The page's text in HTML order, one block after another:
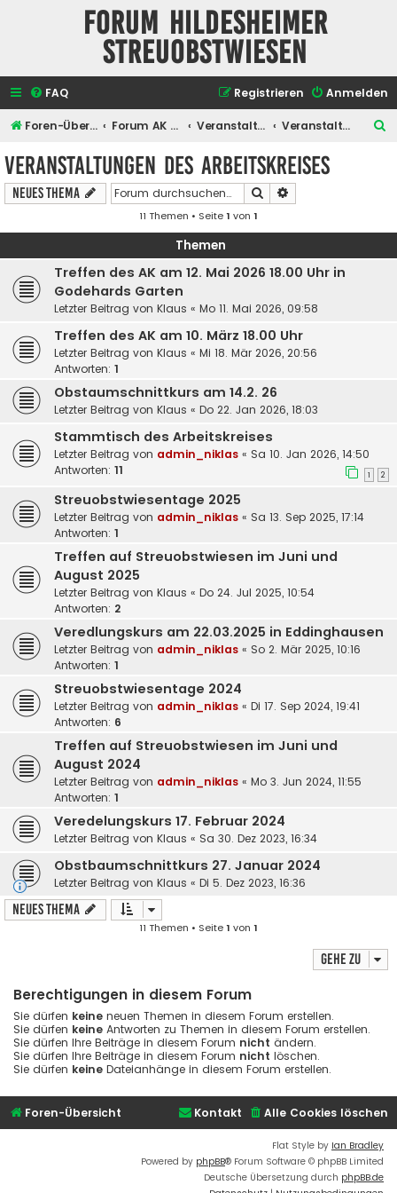
Forum Hildesheimer
Streuobstwiesen
FAQ Anmelden
Registrieren
Foren-Übersicht Forum AK Hildesheimer Streuobstwiesen Veranstaltungen Veranstaltungen des Arbeitskreises
Veranstaltungen des Arbeitskreises
Neues Thema Suche
11 Themen • Seite1 von 1
Themen
Treffen des AK am 12. Mai 2026 18.00 Uhr in
Godehards Garten
Letzter Beitrag von Klaus « Mo 11. Mai 2026, 09:58
Treffen des AK am 10. März 18.00 Uhr
Letzter Beitrag von Klaus « Mi 18. Mär 2026, 20:56
Antworten: 1
Obstaumschnittkurs am 14.2. 26
Letzter Beitrag von Klaus « Do 22. Jan 2026, 18:03
Stammtisch des Arbeitskreises
Letzter Beitrag von admin_niklas « Sa 10. Jan 2026, 14:50
Antworten: 11 1 2
Streuobstwiesentage 2025
Letzter Beitrag von admin_niklas « Sa 13. Sep 2025, 17:14
Antworten: 1
Treffen auf Streuobstwiesen im Juni und
August 2025
Letzter Beitrag von Klaus « Do 24. Jul 2025, 10:54
Antworten: 2
Veredlungskurs am 22.03.2025 in Eddinghausen
Letzter Beitrag von admin_niklas « So 2. Mär 2025, 10:16
Antworten: 1
Streuobstwiesentage 2024
Letzter Beitrag von admin_niklas « Di 17. Sep 2024, 19:41
Antworten: 6
Treffen auf Streuobstwiesen im Juni und
August 2024
Letzter Beitrag von admin_niklas « Mo 3. Jun 2024, 11:55
Antworten: 1
Veredelungskurs 17. Februar 2024
Letzter Beitrag von Klaus « Sa 30. Dez 2023, 16:34
Obstbaumschnittkurs 27. Januar 2024
Letzter Beitrag von Klaus « Di 5. Dez 2023, 16:36
Neues Thema
11 Themen • Seite1 von 1
Gehe zu
Berechtigungen in diesem Forum
Sie dürfen keine neuen Themen in diesem Forum erstellen.
Sie dürfen keine Antworten zu Themen in diesem Forum erstellen.
Sie dürfen Ihre Beiträge in diesem Forum nicht ändern.
Sie dürfen Ihre Beiträge in diesem Forum nicht löschen.
Sie dürfen keine Dateianhänge in diesem Forum erstellen.
Foren-Übersicht Alle Cookies löschen
Kontakt
Flat Style by Ian Bradley
Powered by phpBB® Forum Software © phpBB Limited
Deutsche Übersetzung durch phpBB.de